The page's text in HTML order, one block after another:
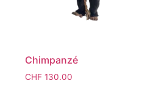
Chimpanzé
CHF130.00